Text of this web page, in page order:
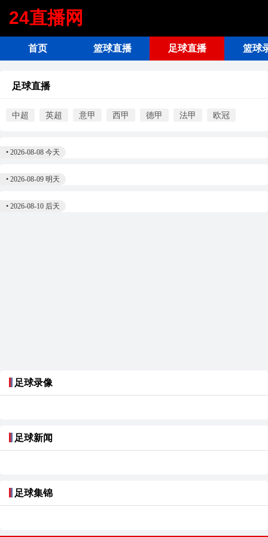
24直播网
首页 篮球直播 足球直播 篮球
足球直播
中超 英超 意甲 西甲 德甲 法甲 欧冠
• 2026-08-08 今天
• 2026-08-09 明天
• 2026-08-10 后天
足球录像
足球新闻
足球集锦